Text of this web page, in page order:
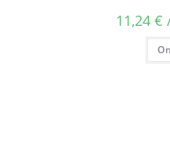
11,24 €